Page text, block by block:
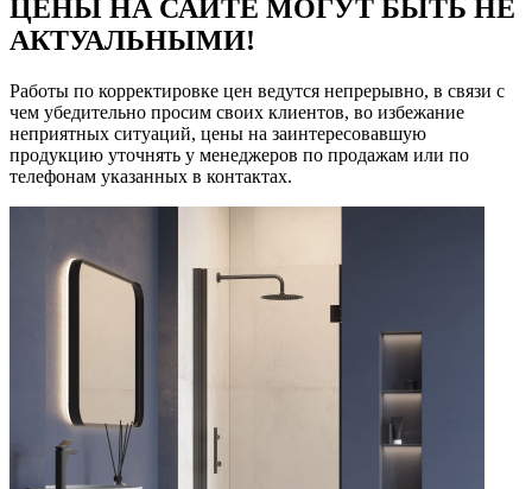
ЦЕНЫ НА САЙТЕ МОГУТ БЫТЬ НЕ
АКТУАЛЬНЫМИ!
Работы по корректировке цен ведутся непрерывно, в связи с
чем убедительно просим своих клиентов, во избежание
неприятных ситуаций, цены на заинтересовавшую
продукцию уточнять у менеджеров по продажам или по
телефонам указанных в контактах.